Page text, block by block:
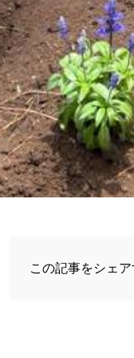
この記事をシェ